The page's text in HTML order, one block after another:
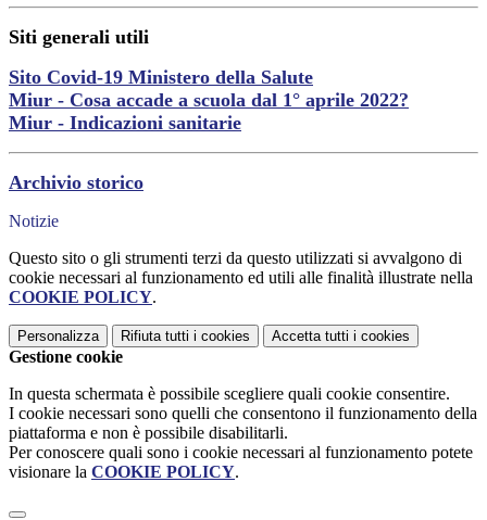
Siti generali utili
Sito Covid-19 Ministero della Salute
Miur - Cosa accade a scuola dal 1° aprile 2022?
Miur - Indicazioni sanitarie
Archivio storico
Notizie
Questo sito o gli strumenti terzi da questo utilizzati si avvalgono di
cookie necessari al funzionamento ed utili alle finalità illustrate nella
COOKIE POLICY.
Personalizza Rifiuta tutti i cookies Accetta tutti i cookies
Gestione cookie
In questa schermata è possibile scegliere quali cookie consentire.
I cookie necessari sono quelli che consentono il funzionamento della
piattaforma e non è possibile disabilitarli.
Per conoscere quali sono i cookie necessari al funzionamento potete
visionare la COOKIE POLICY.